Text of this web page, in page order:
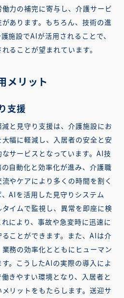
力の補完に寄与し、介護サービ
あります。もちろん、技術の進
施設でAIが活用されることで、
ることが望まれています。
メリット
支援
と見守り支援は、介護施設にお
幅に軽減し、入居者の安全と安
サービスとなっています。AI技
自動化と効率化が進み、介護職
やケアにより多くの時間を割く
AIを活用した見守りシステム
イムで監視し、異常を即座に検
により、事故や急変時に迅速に
ことができます。また、AIは介
務の効率化とともにヒューマン
。こうしたAIの実際の導入によ
きやすい環境となり、入居者と
リットをもたらします。送迎サ